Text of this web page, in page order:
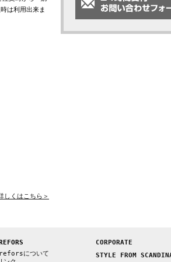
は利用出来ま
しくはこちら＞
について
CORPORATE
STYLE FROM